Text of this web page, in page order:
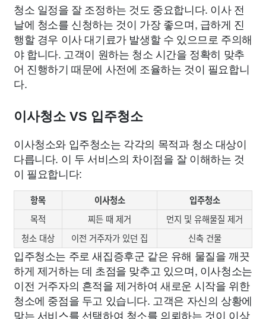
청소 일정을 잘 조정하는 것도 중요합니다. 이사 전
날에 청소를 신청하는 것이 가장 좋으며, 급하게 진
행할 경우 이사 대기료가 발생할 수 있으므로 주의해
야 합니다. 고객이 원하는 청소 시간을 정확히 맞추
어 진행하기 때문에 사전에 조율하는 것이 필요합니
다.
이사청소 VS 입주청소
이사청소와 입주청소는 각각의 목적과 청소 대상이
다릅니다. 이 두 서비스의 차이점을 잘 이해하는 것
이 필요합니다:
항목 이사청소
입주청소
목적
찌든 때 제거
먼지 및 유해물질 제거
청소 대상
이전 거주자가 있던 집 신축 건물
입주청소는 주로 새집증후군 같은 유해 물질을 깨끗
하게 제거하는 데 초점을 맞추고 있으며, 이사청소는
이전 거주자의 흔적을 제거하여 새로운 시작을 위한
청소에 중점을 두고 있습니다. 고객은 자신의 상황에
맞는 서비스를 선택하여 청소를 의뢰하는 것이 이상